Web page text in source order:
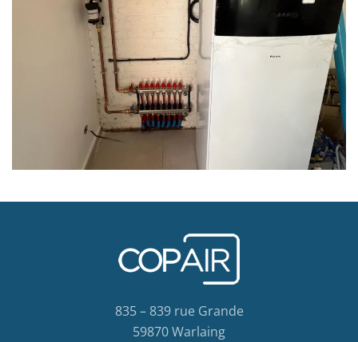
835 – 839 rue Grande
59870 Warlaing